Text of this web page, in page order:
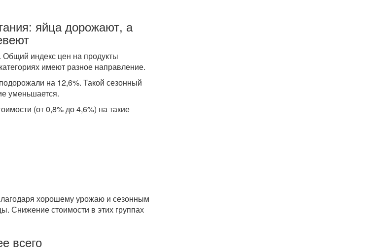
яйца дорожают, а
индекс цен на продукты
имеют разное направление.
на 12,6%. Такой сезонный
уменьшается.
(от 0,8% до 4,6%) на такие
хорошему урожаю и сезонным
Снижение стоимости в этих группах
всего